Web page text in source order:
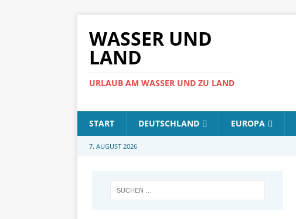
WASSER UND
LAND
URLAUB AM WASSER UND ZU LAND
START DEUTSCHLAND EUROPA
7. AUGUST 2026